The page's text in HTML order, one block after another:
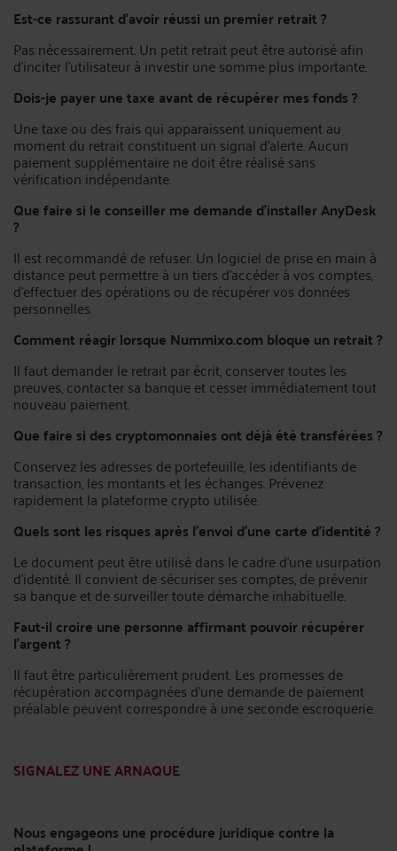
Est-ce rassurant d’avoir réussi un premier retrait ?
Pas nécessairement. Un petit retrait peut être autorisé afin
d’inciter l’utilisateur à investir une somme plus importante.
Dois-je payer une taxe avant de récupérer mes fonds ?
Une taxe ou des frais qui apparaissent uniquement au
moment du retrait constituent un signal d’alerte. Aucun
paiement supplémentaire ne doit être réalisé sans
vérification indépendante.
Que faire si le conseiller me demande d’installer AnyDesk
?
Il est recommandé de refuser. Un logiciel de prise en main à
distance peut permettre à un tiers d’accéder à vos comptes,
d’effectuer des opérations ou de récupérer vos données
personnelles.
Comment réagir lorsque Nummixo.com bloque un retrait ?
Il faut demander le retrait par écrit, conserver toutes les
preuves, contacter sa banque et cesser immédiatement tout
nouveau paiement.
Que faire si des cryptomonnaies ont déjà été transférées ?
Conservez les adresses de portefeuille, les identifiants de
transaction, les montants et les échanges. Prévenez
rapidement la plateforme crypto utilisée.
Quels sont les risques après l’envoi d’une carte d’identité ?
Le document peut être utilisé dans le cadre d’une usurpation
d’identité. Il convient de sécuriser ses comptes, de prévenir
sa banque et de surveiller toute démarche inhabituelle.
Faut-il croire une personne affirmant pouvoir récupérer
l’argent ?
Il faut être particulièrement prudent. Les promesses de
récupération accompagnées d’une demande de paiement
préalable peuvent correspondre à une seconde escroquerie.
SIGNALEZ UNE ARNAQUE
Nous engageons une procédure juridique contre la